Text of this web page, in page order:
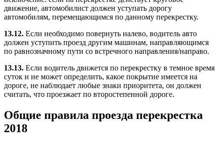
движение, автомобилист должен уступать дорогу
автомобилям, перемещающимся по данному перекрестку.
13.12. Если необходимо повернуть налево, водитель авто
должен уступить проезд другим машинам, направляющимся
по равнозначному пути со встречного направления/направо.
13.13. Если водитель движется по перекрестку в темное время
суток и не может определить, какое покрытие имеется на
дороге, не наблюдает любые знаки приоритета, он должен
считать, что проезжает по второстепенной дороге.
Общие правила проезда перекрестка
2018